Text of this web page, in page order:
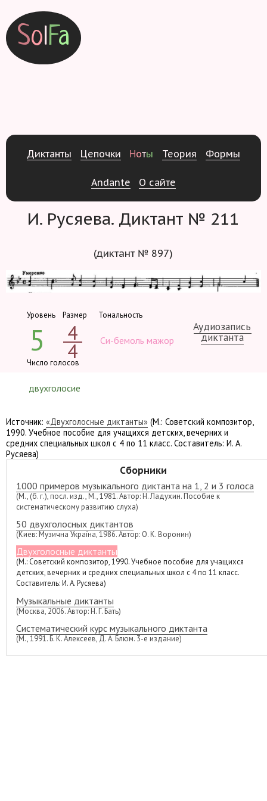
SolFa
Диктанты Цепочки Ноты Теория Формы
Andante О сайте
И. Русяева. Диктант № 211
(диктант № 897)
Уровень
5
Размер
4
4
Тональность
Си-бемоль мажор
Число голосов
двухголосие
Источник: «Двухголосные диктанты» (М.: Советский композитор,
1990. Учебное пособие для учащихся детских, вечерних и
средних специальных школ с 4 по 11 класс. Составитель: И. А.
Русяева)
Аудиозапись
диктанта
Сборники
1000 примеров музыкального диктанта на 1, 2 и 3 голоса
(М., (б. г.), посл. изд., М., 1981. Автор: Н. Ладухин. Пособие к
систематическому развитию слуха)
50 двухголосных диктантов
(Киев: Музична Україна, 1986. Автор: О. К. Воронин)
Двухголосные диктанты
(М.: Советский композитор, 1990. Учебное пособие для учащихся
детских, вечерних и средних специальных школ с 4 по 11 класс.
Составитель: И. А. Русяева)
Музыкальные диктанты
(Москва, 2006. Автор: Н. Г. Бать)
Систематический курс музыкального диктанта
(М., 1991. Б. К. Алексеев, Д. А. Блюм. 3-е издание)